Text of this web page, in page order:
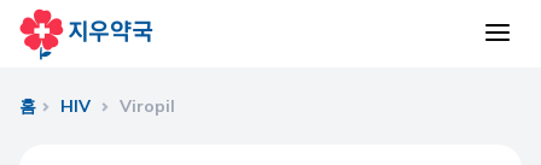
홈 HIV Viropil